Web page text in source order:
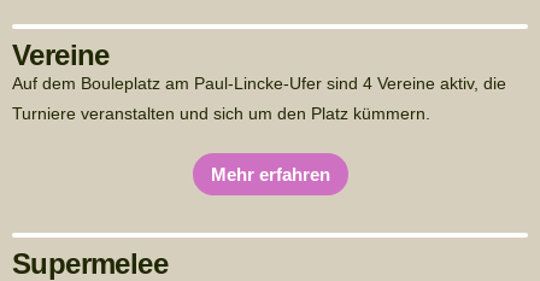
Vereine
Auf dem Bouleplatz am Paul-Lincke-Ufer sind 4 Vereine aktiv, die
Turniere veranstalten und sich um den Platz kümmern.
Mehr erfahren
Supermelee